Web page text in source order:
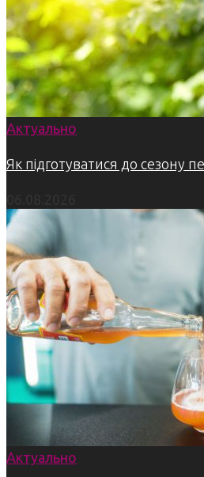
Актуально
Як підготуватися до сезону
Актуально